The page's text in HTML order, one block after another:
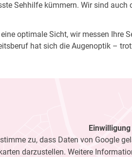
Sehhilfe kümmern. Wir sind
optimale Sicht, wir messen
hat sich die Augenoptik –
zu, dass Daten von Google
darzustellen. Weitere